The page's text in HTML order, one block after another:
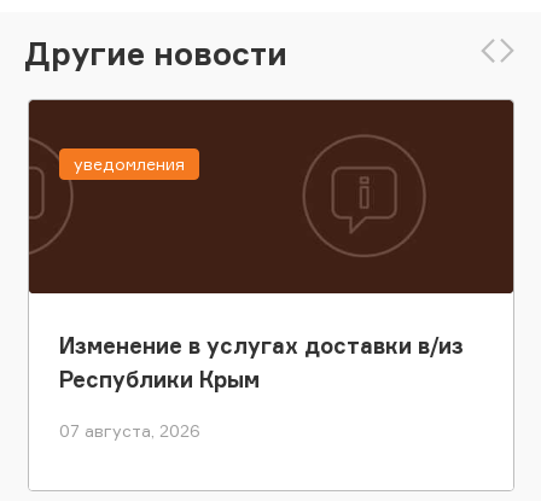
Другие новости
Изменение в услугах доставки в/из
Республики Крым
07 августа, 2026
уведомления